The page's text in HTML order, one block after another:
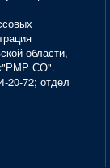
области,
СО".
20-72; отдел